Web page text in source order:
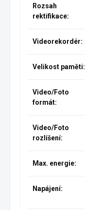
Rozsah
rektifikace:
Videorekordér:
Velikost paměti:
Video/Foto
formát:
Video/Foto
rozlíšení:
Max. energie:
Napájení: